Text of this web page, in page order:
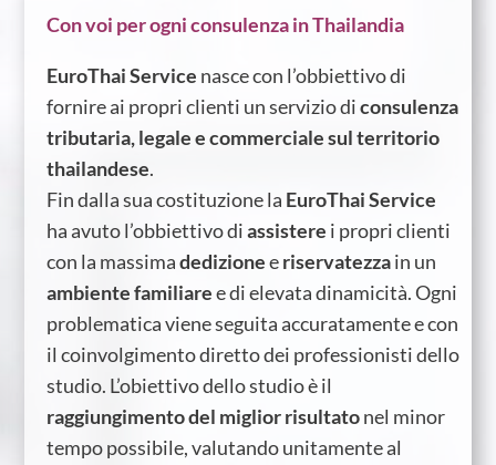
Con voi per ogni consulenza in Thailandia
EuroThai Service nasce con l’obbiettivo di
fornire ai propri clienti un servizio diconsulenza
tributaria, legale e commerciale sul territorio
thailandese.
Fin dalla sua costituzione la EuroThai Service
ha avuto l’obbiettivo diassistere i propri clienti
con la massimadedizioneeriservatezzain un
ambiente familiaree di elevata dinamicità. Ogni
problematica viene seguita accuratamente e con
il coinvolgimento diretto dei professionisti dello
studio. L’obiettivo dello studio è il
raggiungimento del miglior risultatonel minor
tempo possibile, valutando unitamente al